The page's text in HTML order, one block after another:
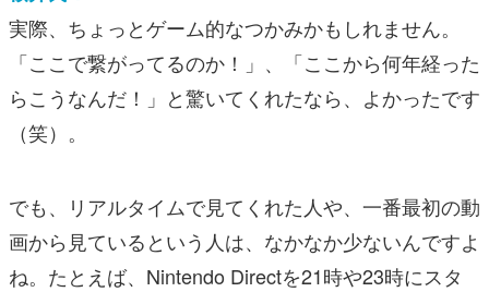
実際、ちょっとゲーム的なつかみかもしれません。
「ここで繋がってるのか！」、「ここから何年経った
らこうなんだ！」と驚いてくれたなら、よかったです
（笑）。
でも、リアルタイムで見てくれた人や、一番最初の動
画から見ているという人は、なかなか少ないんですよ
ね。たとえば、 Nintendo Directを21時や23時にスタ